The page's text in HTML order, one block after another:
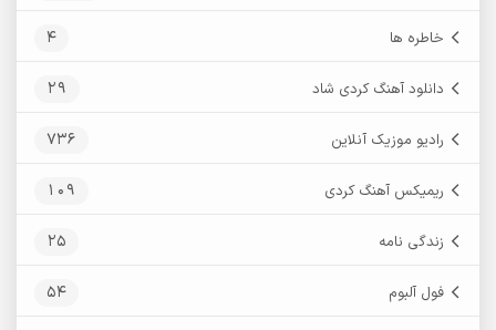
خاطره ها 4
دانلود آهنگ کردی شاد 29
رادیو موزیک آنلاین 736
ریمیکس آهنگ کردی 109
زندگی نامه 25
فول آلبوم 54